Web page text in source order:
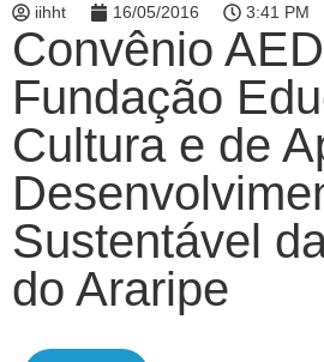
iihht 16/05/2016 3:41 PM
Convênio
Fundação
Cultura e de
Sustentável
do Araripe